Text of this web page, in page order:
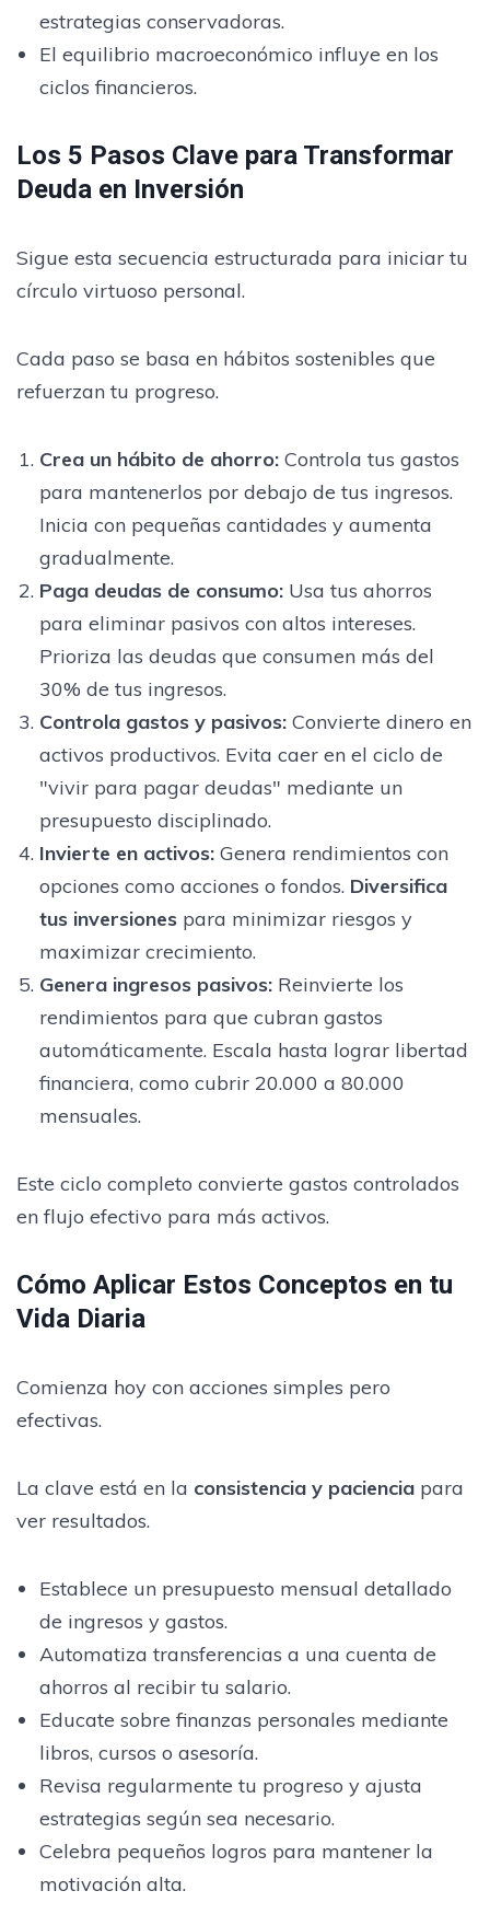
estrategias conservadoras.
El equilibrio macroeconómico influye en los
ciclos financieros.
Los 5 Pasos Clave para Transformar
Deuda en Inversión
Sigue esta secuencia estructurada para iniciar tu
círculo virtuoso personal.
Cada paso se basa en hábitos sostenibles que
refuerzan tu progreso.
Crea un hábito de ahorro:Controla tus gastos
para mantenerlos por debajo de tus ingresos.
Inicia con pequeñas cantidades y aumenta
gradualmente.
Paga deudas de consumo:Usa tus ahorros
para eliminar pasivos con altos intereses.
Prioriza las deudas que consumen más del
30% de tus ingresos.
Controla gastos y pasivos:Convierte dinero en
activos productivos. Evita caer en el ciclo de
"vivir para pagar deudas" mediante un
presupuesto disciplinado.
Invierte en activos:Genera rendimientos con
opciones como acciones o fondos. Diversifica
tus inversionespara minimizar riesgos y
maximizar crecimiento.
Genera ingresos pasivos:Reinvierte los
rendimientos para que cubran gastos
automáticamente. Escala hasta lograr libertad
financiera, como cubrir 20.000 a 80.000
mensuales.
Este ciclo completo convierte gastos controlados
en flujo efectivo para más activos.
Cómo Aplicar Estos Conceptos en tu
Vida Diaria
Comienza hoy con acciones simples pero
efectivas.
La clave está en la consistencia y paciencia para
ver resultados.
Establece un presupuesto mensual detallado
de ingresos y gastos.
Automatiza transferencias a una cuenta de
ahorros al recibir tu salario.
Educate sobre finanzas personales mediante
libros, cursos o asesoría.
Revisa regularmente tu progreso y ajusta
estrategias según sea necesario.
Celebra pequeños logros para mantener la
motivación alta.